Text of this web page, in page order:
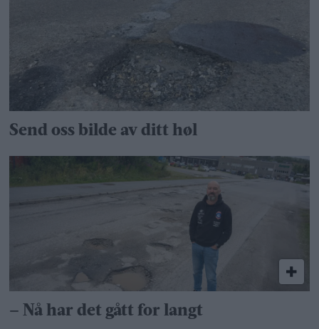
Send oss bilde av ditt høl
– Nå har det gått for langt